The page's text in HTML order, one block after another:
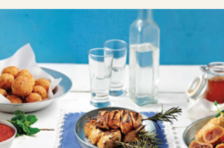
Καλοκαιρινό τραπέζι
ΜΑΘΕ ΑΠΟ ΤΗΝ ΑΡΓΥΡΩ
Καλοκαιρινό τραπέζι με εύκολες και δροσερές
συνταγές χωρίς κόπο
ΔΕΙΤΕ ΤΟ ΑΡΘΡΟ